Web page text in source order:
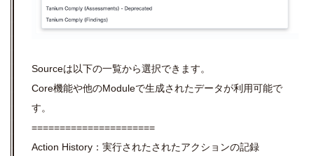
Sourceは以下の一覧から選択できます。
Core機能や他のModuleで生成されたデータが利用可能で
す。
======================
Action History：実行されたされたアクションの記録